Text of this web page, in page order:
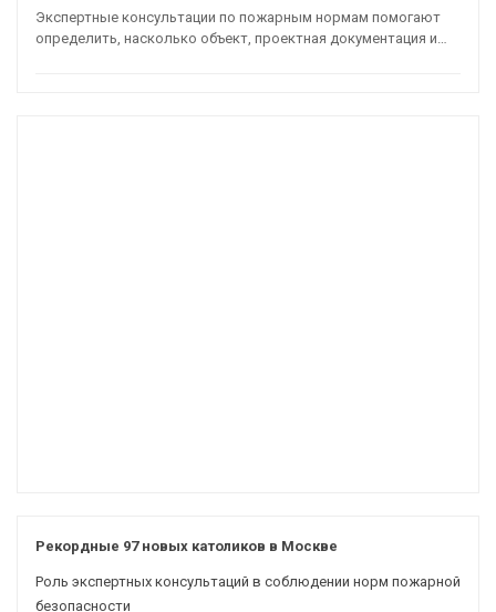
Экспертные консультации по пожарным нормам помогают
определить, насколько объект, проектная документация и…
Рекордные 97 новых католиков в Москве
Роль экспертных консультаций в соблюдении норм пожарной
безопасности